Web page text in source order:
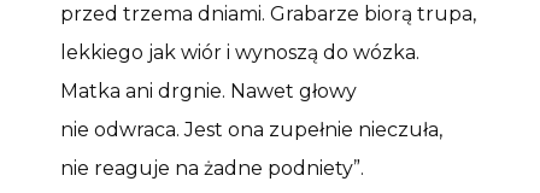
przed trzema dniami. Grabarze biorą trupa,
lekkiego jak wiór i wynoszą do wózka.
Matka ani drgnie. Nawet głowy
nie odwraca. Jest ona zupełnie nieczuła,
nie reaguje na żadne podniety”.